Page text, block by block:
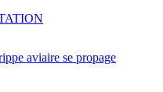
aviaire se propage